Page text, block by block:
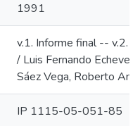
1991
v.1. Informe final -- v.2.
/ Luis Fernando
Sáez Vega, Roberto
IP 1115-05-051-85